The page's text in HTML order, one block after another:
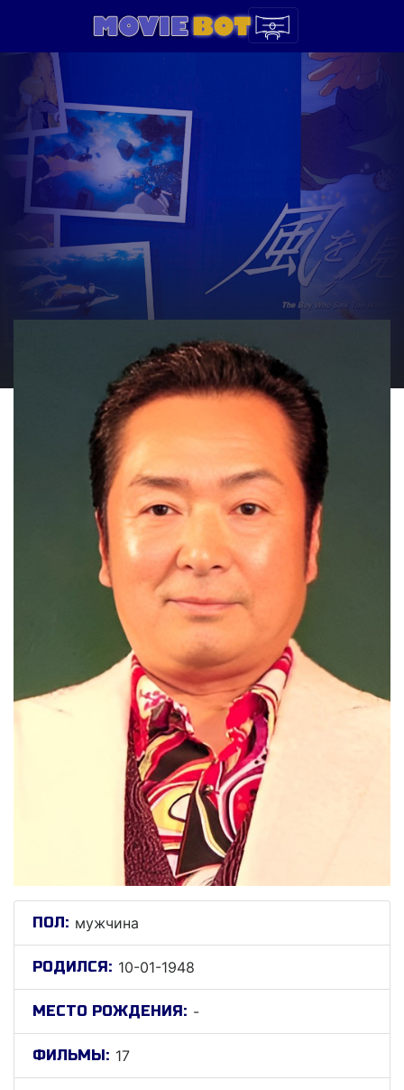
ПОЛ: мужчина
РОДИЛСЯ: 10-01-1948
МЕСТО РОЖДЕНИЯ: -
ФИЛЬМЫ: 17